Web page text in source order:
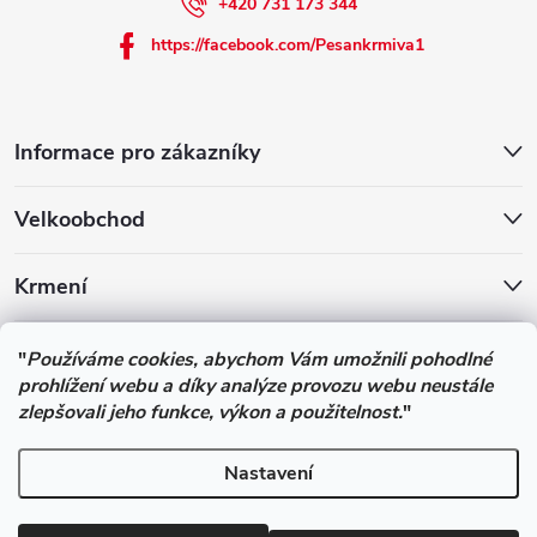
"Používáme cookies, abychom Vám umožnili pohodlné
prohlížení webu a díky analýze provozu webu neustále
zlepšovali jeho funkce, výkon a použitelnost."
Nastavení
Informace pro zákazníky
Velkoobchod
Krmení
https://facebook.com/Pesankrmiva1
Podle zákona o evidenci tržeb je prodávající povinen vystavit
kupujícímu účtenku. Zároveň je povinen zaevidovat přijatou tržbu u
správce daně online; v případě technického výpadku pak nejpozději
do 48 hodin.
Copyright 2026Pesan-Krmiva - obchod s chovatelskými potřebami.
Všechna práva vyhrazena.Upravit nastavení cookies